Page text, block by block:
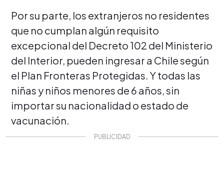
Por su parte, los extranjeros no residentes
que no cumplan algún requisito
excepcional del Decreto 102 del Ministerio
del Interior, pueden ingresar a Chile según
el Plan Fronteras Protegidas. Y todas las
niñas y niños menores de 6 años, sin
importar su nacionalidad o estado de
vacunación.